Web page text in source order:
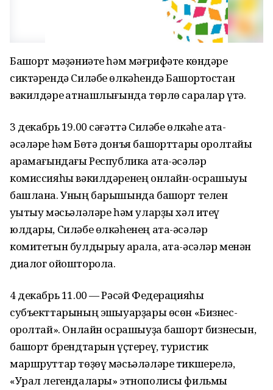
Башҡорт мәҙәниәте һәм мәғрифәте көндәре
сиктәрендә Силәбе өлкәһендә Башҡортостан
вәкилдәре ҡатнашлығында төрлө саралар үтә.
3 декабрь 19.00 сәғәттә Силәбе өлкәһе ата-
әсәләре һәм Бөтә донъя башҡорттары ҡоролтайы
ҡарамағындағы Республика ата-әсәләр
комиссияһы вәкилдәренең онлайн-осрашыуы
башлана. Уның барышында башҡорт телен
уҡытыу мәсьәләләре һәм уларҙы хәл итеү
юлдары, Силәбе өлкәһенең ата-әсәләр
комитетын булдырыу ҡарала, ата-әсәләр менән
диалог ойошторола.
4 декабрь 11.00 — Рәсәй Федерацияһы
субъекттарының эшҡыуарҙары өсөн «Бизнес-
ҡоролтай». Онлайн осрашыуҙа башҡорт бизнесын,
башҡорт брендтарын үҫтереү, туристик
маршруттар төҙөү мәсьәләләре тикшерелә,
«Урал легендалары» этнополисы фильмы